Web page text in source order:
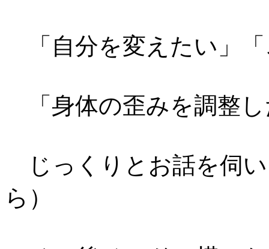
「自分を変えたい」
「身体の歪みを調整
じっくりとお話を伺
ら）